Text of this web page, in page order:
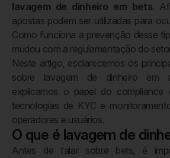
lavagem de dinheiro em bets.
apostas podem ser utilizadas para
Como funciona a prevenção desse
mudou com a regulamentação do
Neste artigo, esclarecemos os
sobre lavagem de dinheiro em
explicamos o papel do compliance
tecnologias de KYC e
operadores e usuários.
O que é lavagem de
Antes de falar sobre bets, é